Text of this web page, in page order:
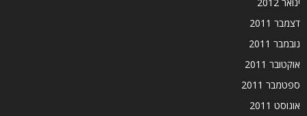
דצמבר 2011
נובמבר 2011
אוקטובר 2011
ספטמבר 2011
אוגוסט 2011